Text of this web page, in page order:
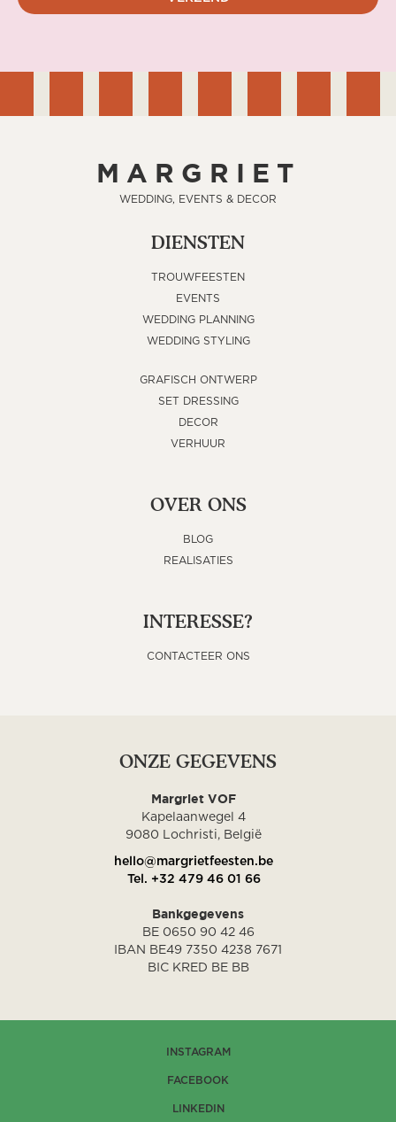
MARGRIET
WEDDING, EVENTS & DECOR
DIENSTEN
TROUWFEESTEN
EVENTS
WEDDING PLANNING
WEDDING STYLING
GRAFISCH ONTWERP
SET DRESSING
DECOR
VERHUUR
OVER ONS
BLOG
REALISATIES
INTERESSE?
CONTACTEER ONS
ONZE GEGEVENS
Margriet VOF
Kapelaanwegel 4
9080 Lochristi, België
hello@margrietfeesten.be
Tel. +32 479 46 01 66
Bankgegevens
BE 0650 90 42 46
IBAN BE49 7350 4238 7671
BIC KRED BE BB
INSTAGRAM
FACEBOOK
LINKEDIN